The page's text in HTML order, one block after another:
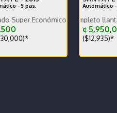
- 5 pas. Automático
completo llantas nuevas
¢
($12,935)*